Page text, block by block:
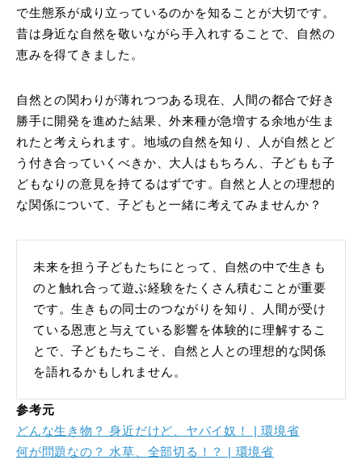
で生態系が成り立っているのかを知ることが大切です。
昔は身近な自然を敬いながら手入れすることで、自然の
恵みを得てきました。
自然との関わりが薄れつつある現在、人間の都合で好き
勝手に開発を進めた結果、外来種が急増する余地が生ま
れたと考えられます。地域の自然を知り、人が自然とど
う付き合っていくべきか、大人はもちろん、子どもも子
どもなりの意見を持てるはずです。自然と人との理想的
な関係について、子どもと一緒に考えてみませんか？
未来を担う子どもたちにとって、自然の中で生きも
のと触れ合って遊ぶ経験をたくさん積むことが重要
です。生きもの同士のつながりを知り、人間が受け
ている恩恵と与えている影響を体験的に理解するこ
とで、子どもたちこそ、自然と人との理想的な関係
を語れるかもしれません。
参考元
どんな生き物？ 身近だけど、ヤバイ奴！ | 環境省
何が問題なの？ 水草、全部切る！？ | 環境省